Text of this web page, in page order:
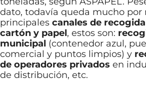
dato, todavía queda mucho por
principales canales de
cartón y papel, estos son:
municipal (contenedor azul,
comercial y puntos limpios) y
de operadores privados en
de distribución, etc.